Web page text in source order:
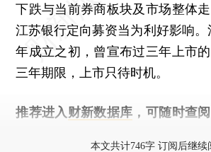
下跌与当前券商板块及市场整体
江苏银行定向募资当为利好影响
年成立之初，曾宣布过三年上市
三年期限，上市只待时机。
推荐进入 财新数据库 ，可随时查
本文共计746字 订阅后继续